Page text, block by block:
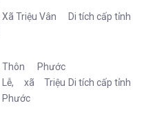
Xã Triệu Vân Di tích cấp tỉnh
Thôn Phước
Lễ, xã Triệu
Phước
Di tích cấp tỉnh